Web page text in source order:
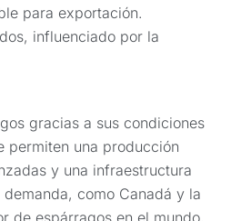
para exportación.
influenciado por la
gracias a sus condiciones
permiten una producción
y una infraestructura
como Canadá y la